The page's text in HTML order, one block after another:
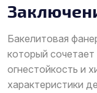
Бакелитовая
который сочетает
огнестойкость и
характеристики